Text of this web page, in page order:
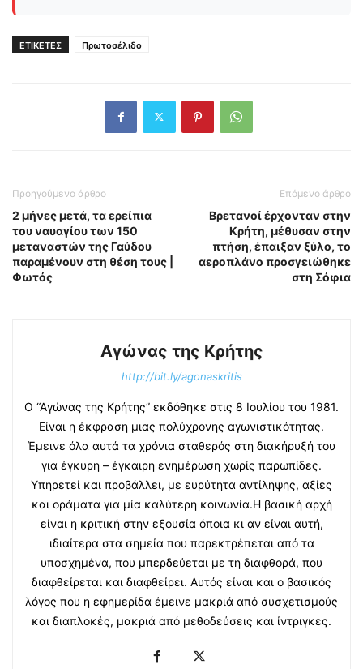
ΕΤΙΚΕΤΕΣ Πρωτοσέλιδο
Προηγούμενο άρθρο
2 μήνες μετά, τα ερείπια
του ναυαγίου των 150
μεταναστών της Γαύδου
παραμένουν στη θέση τους |
Φωτός
Επόμενο άρθρο
Βρετανοί έρχονταν στην
Κρήτη, μέθυσαν στην
πτήση, έπαιξαν ξύλο, το
αεροπλάνο προσγειώθηκε
στη Σόφια
Αγώνας της Κρήτης
http://bit.ly/agonaskritis
Ο “Αγώνας της Κρήτης” εκδόθηκε στις 8 Ιουλίου του 1981.
Είναι η έκφραση μιας πολύχρονης αγωνιστικότητας.
Έμεινε όλα αυτά τα χρόνια σταθερός στη διακήρυξή του
για έγκυρη – έγκαιρη ενημέρωση χωρίς παρωπίδες.
Υπηρετεί και προβάλλει, με ευρύτητα αντίληψης, αξίες
και οράματα για μία καλύτερη κοινωνία.Η βασική αρχή
είναι η κριτική στην εξουσία όποια κι αν είναι αυτή,
ιδιαίτερα στα σημεία που παρεκτρέπεται από τα
υποσχημένα, που μπερδεύεται με τη διαφθορά, που
διαφθείρεται και διαφθείρει. Αυτός είναι και ο βασικός
λόγος που η εφημερίδα έμεινε μακριά από συσχετισμούς
και διαπλοκές, μακριά από μεθοδεύσεις και ίντριγκες.